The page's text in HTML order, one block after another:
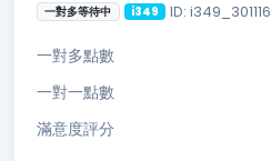
一對多等待中 i349 ID: i349_301116
一對多點數
一對一點數
滿意度評分